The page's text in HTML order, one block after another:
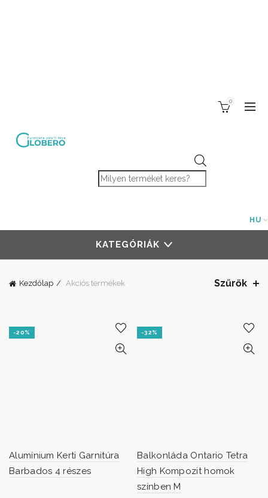
Products search
0
HU
KATEGÓRIÁK
Kezdőlap Akciós termékek Szűrők
-20%
Alumínium Kerti Garnitúra
Barbados 4 részes
-32%
Balkonláda Ontario Tetra
High Kompozit homok
színben M